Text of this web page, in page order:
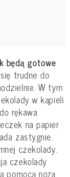
będą gotowe
trudne do
W tym
w kąpieli
rękawa
na papier
zastygnie.
czekolady.
czekolady
pomocą noża